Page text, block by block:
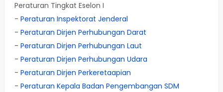
Peraturan Tingkat Eselon I
- Peraturan Inspektorat Jenderal
- Peraturan Dirjen Perhubungan Darat
- Peraturan Dirjen Perhubungan Laut
- Peraturan Dirjen Perhubungan Udara
- Peraturan Dirjen Perkeretaapian
- Peraturan Kepala Badan Pengembangan SDM